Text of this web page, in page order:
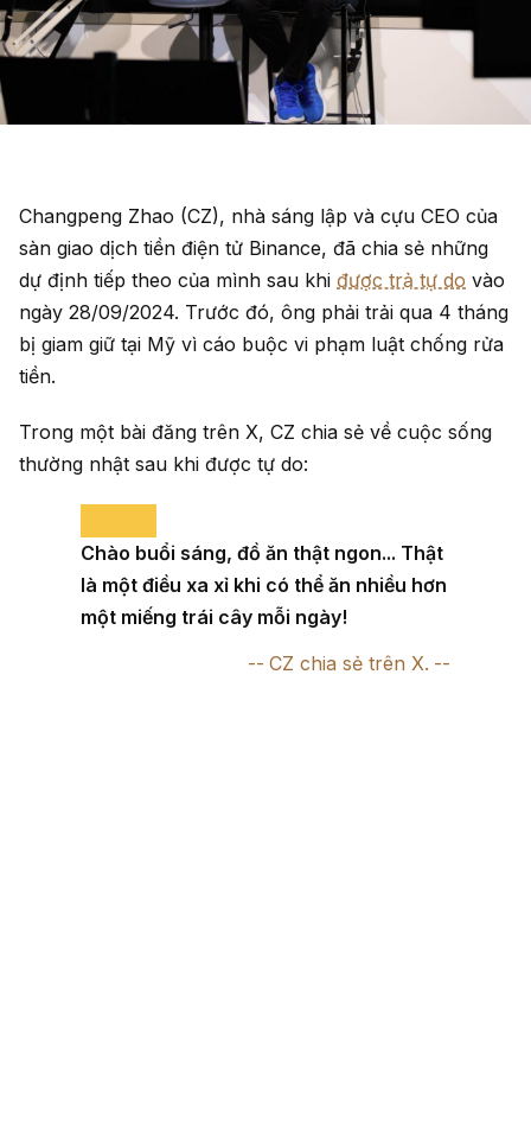
Changpeng Zhao (CZ), nhà sáng lập và cựu CEO của
sàn giao dịch tiền điện tử Binance, đã chia sẻ những
dự định tiếp theo của mình sau khi được trả tự do vào
ngày 28/09/2024. Trước đó, ông phải trải qua 4 tháng
bị giam giữ tại Mỹ vì cáo buộc vi phạm luật chống rửa
tiền.
Trong một bài đăng trên X, CZ chia sẻ về cuộc sống
thường nhật sau khi được tự do:
Chào buổi sáng, đồ ăn thật ngon... Thật
là một điều xa xỉ khi có thể ăn nhiều hơn
một miếng trái cây mỗi ngày!
CZ chia sẻ trên X.